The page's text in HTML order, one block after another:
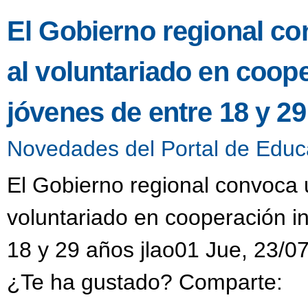
El Gobierno regional
al voluntariado en
jóvenes de entre 18 y
Novedades del Portal de
El Gobierno regional
voluntariado en cooperación
18 y 29 años jlao01 Jue, 23/
¿Te ha gustado? Comparte: